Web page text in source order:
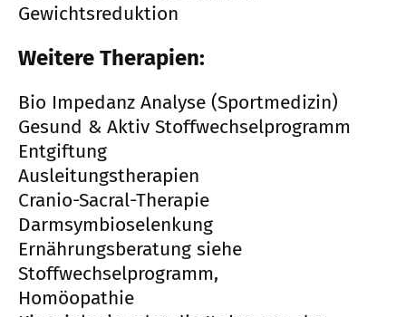
Gewichtsreduktion
Weitere Therapien:
Bio Impedanz Analyse (Sportmedizin)
Gesund & Aktiv Stoffwechselprogramm
Entgiftung
Ausleitungstherapien
Cranio-Sacral-Therapie
Darmsymbioselenkung
Ernährungsberatung siehe
Stoffwechselprogramm,
Homöopathie